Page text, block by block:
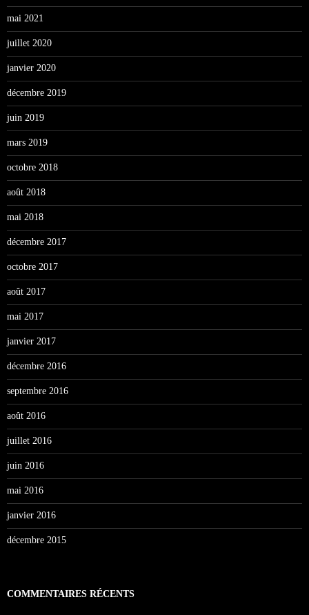
mai 2021
juillet 2020
janvier 2020
décembre 2019
juin 2019
mars 2019
octobre 2018
août 2018
mai 2018
décembre 2017
octobre 2017
août 2017
mai 2017
janvier 2017
décembre 2016
septembre 2016
août 2016
juillet 2016
juin 2016
mai 2016
janvier 2016
décembre 2015
COMMENTAIRES RÉCENTS